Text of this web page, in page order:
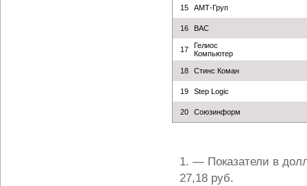
15 АМТ-Груп
16 BAС
17
Гелиос
Компьютер
18 Стинс Коман
19 Step Logic
20 Союзинформ
1. — Показатели в
27,18 руб.